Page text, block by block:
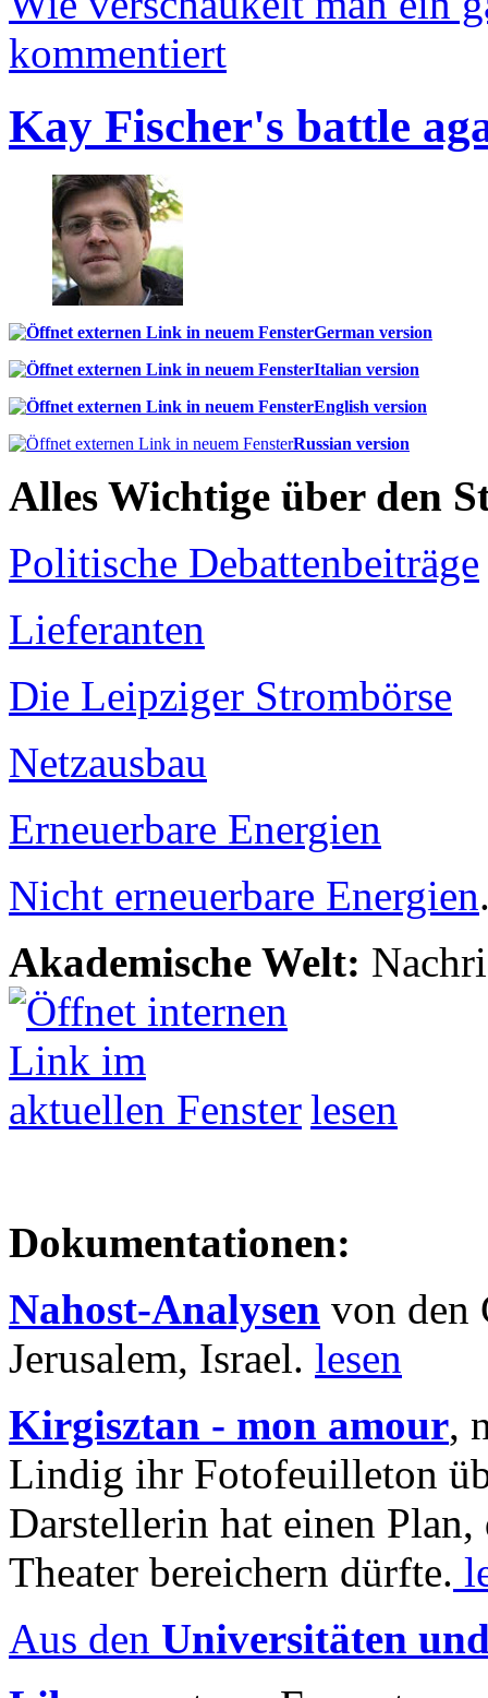
kommentiert
Kay Fischer's battle
German version
Italian version
English version
Russian version
Alles Wichtige über den
Politische Debattenbeiträge
Lieferanten
Die Leipziger Strombörse
Netzausbau
Erneuerbare Energien
Nicht erneuerbare Energien
Akademische Welt:
lesen
Dokumentationen:
Nahost-Analysen von den
Jerusalem, Israel. lesen
Kirgisztan - mon amour,
Lindig ihr Fotofeuilleton
Darstellerin hat einen Plan,
Theater bereichern dürfte.
Aus den Universitäten